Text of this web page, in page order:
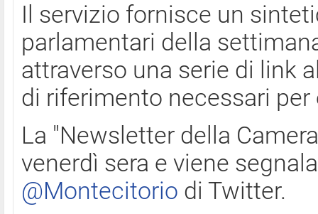
Il servizio fornisce un
parlamentari della
attraverso una serie di link
di riferimento necessari
La "Newsletter della
venerdì sera e viene
@Montecitorio di Twitter.